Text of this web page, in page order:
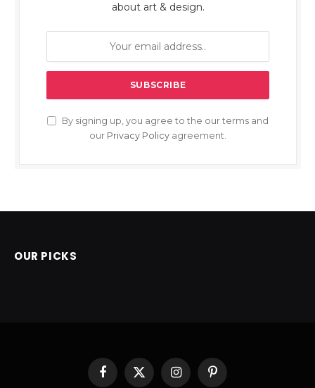
about art & design.
By signing up, you agree to the our terms and
our Privacy Policy agreement.
OUR PICKS
Facebook
X
InstagramPinterest